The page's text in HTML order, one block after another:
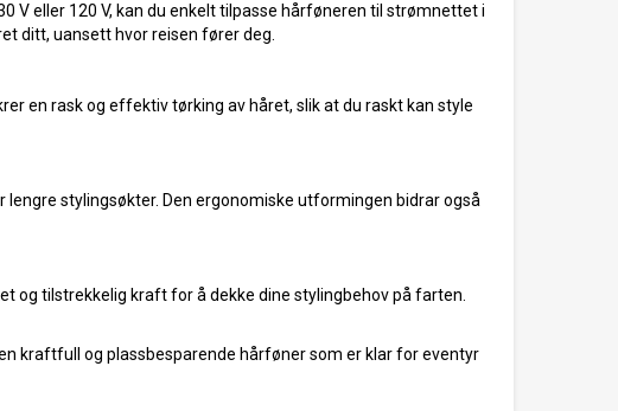
V eller 120 V, kan du enkelt tilpasse hårføneren til strømnettet i
ditt, uansett hvor reisen fører deg.
en rask og effektiv tørking av håret, slik at du raskt kan style
stylingsøkter. Den ergonomiske utformingen bidrar også
og tilstrekkelig kraft for å dekke dine stylingbehov på farten.
kraftfull og plassbesparende hårføner som er klar for eventyr